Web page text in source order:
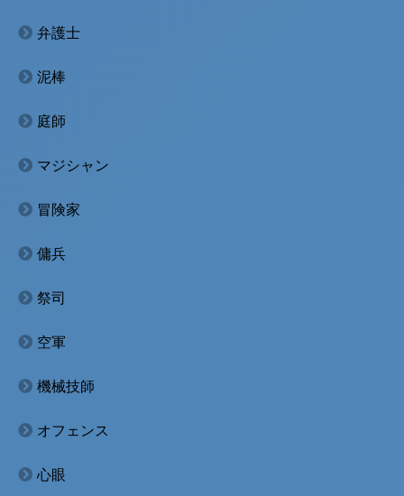
弁護士
泥棒
庭師
マジシャン
冒険家
傭兵
祭司
空軍
機械技師
オフェンス
心眼